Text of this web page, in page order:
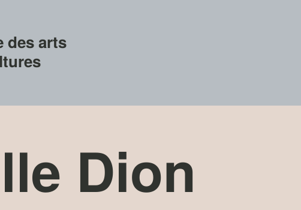
des arts
Dion